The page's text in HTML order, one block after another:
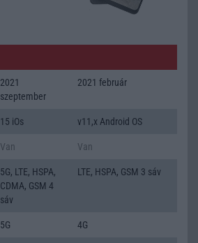
2021
szeptember
2021 február
15 iOs v11,x Android OS
Van Van
5G, LTE, HSPA,
CDMA, GSM 4
sáv
LTE, HSPA, GSM 3 sáv
5G 4G